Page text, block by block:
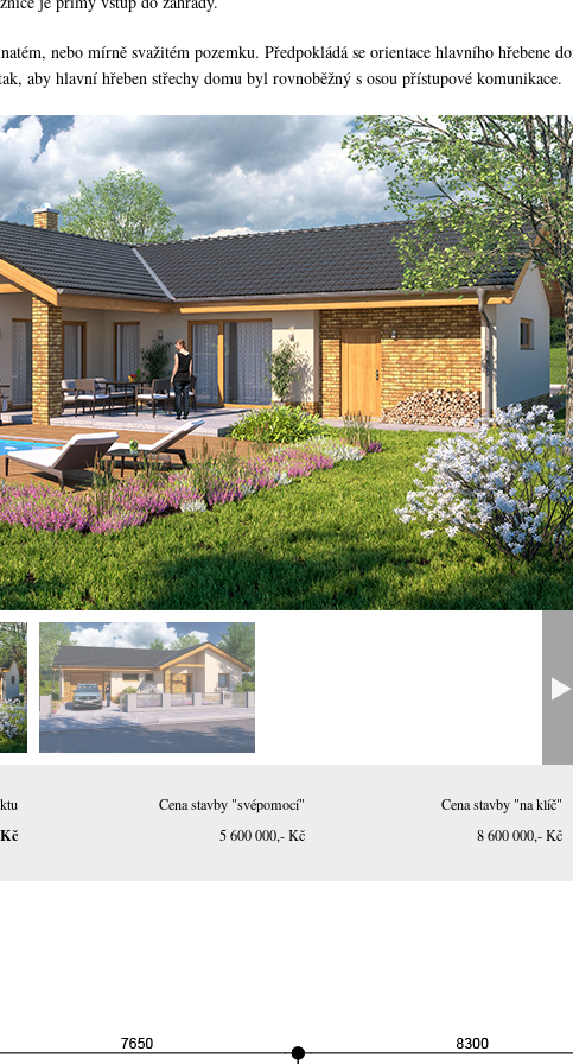
nebo mírně svažitém pozemku. Předpokládá se orientace hlavního hřebene
aby hlavní hřeben střechy domu byl rovnoběžný s osou přístupové komunikace.
Cena stavby "svépomocí" Cena stavby "na klíč"
5 600 000,- Kč 8 600 000,- Kč